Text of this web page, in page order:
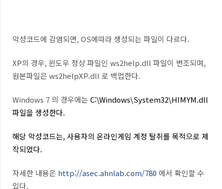
악성코드에 감염되면, OS에따라 생성되는 파일이 다르다.
XP의 경우, 윈도우 정상 파일인 ws2help.dll 파일이 변조되며,
원본파일은 ws2helpXP.dll 로 백업한다.
Windows 7 의 경우에는 C:\Windows\System32\HIMYM.dll
파일을 생성한다.
해당 악성코드는, 사용자의 온라인게임 계정 탈취를 목적으로 제
작되었다.
자세한 내용은 http://asec.ahnlab.com/780 에서 확인할 수
있다.